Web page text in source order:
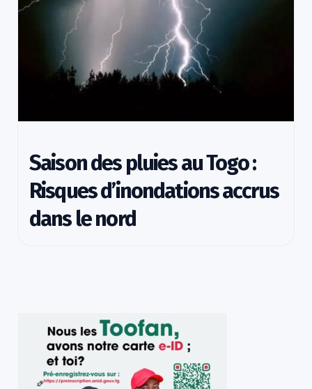
Saison des pluies au Togo :
Risques d’inondations accrus
dans le nord